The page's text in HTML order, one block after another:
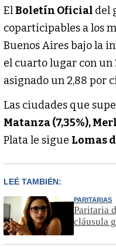
ElBoletín Oficial del
coparticipables a los
Buenos Aires bajo la
el cuarto lugar con un
asignado un 2,88 por
Las ciudades que
Matanza (7,35%),
Plata le sigue Lomas
LEÉ TAMBIÉN:
PARITARIAS
Paritaria
cláusula